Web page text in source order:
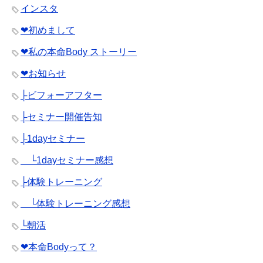
インスタ
❤︎初めまして
❤︎私の本命Body ストーリー
❤︎お知らせ
├ビフォーアフター
├セミナー開催告知
├1dayセミナー
└1dayセミナー感想
├体験トレーニング
└体験トレーニング感想
└朝活
❤︎本命Bodyって？